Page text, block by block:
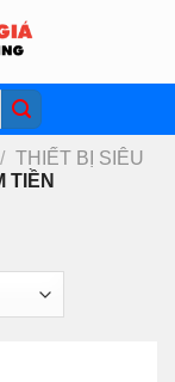
/ THIẾT BỊ SIÊU
TIỀN